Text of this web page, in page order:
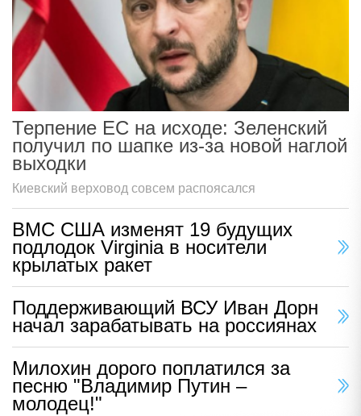
Терпение ЕС на исходе: Зеленский
получил по шапке из-за новой наглой
выходки
Киевский верховод совсем распоясался
ВМС США изменят 19 будущих
подлодок Virginia в носители
крылатых ракет
Поддерживающий ВСУ Иван Дорн
начал зарабатывать на россиянах
Милохин дорого поплатился за
песню "Владимир Путин –
молодец!"